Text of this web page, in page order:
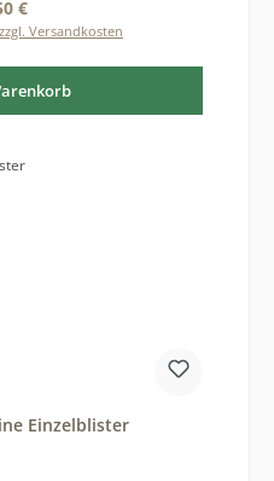
Preis:
€
Versandkosten
Einzelblister